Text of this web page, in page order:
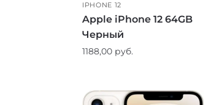
IPHONE 12
Apple iPhone 12 64GB
Черный
1188,00 руб.